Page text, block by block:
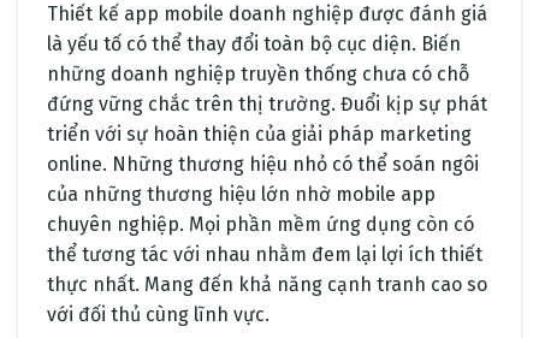
Thiết kế app mobile doanh nghiệp được đánh giá
là yếu tố có thể thay đổi toàn bộ cục diện. Biến
những doanh nghiệp truyền thống chưa có chỗ
đứng vững chắc trên thị trường. Đuổi kịp sự phát
triển với sự hoàn thiện của giải pháp marketing
online. Những thương hiệu nhỏ có thể soán ngôi
của những thương hiệu lớn nhờ mobile app
chuyên nghiệp. Mọi phần mềm ứng dụng còn có
thể tương tác với nhau nhằm đem lại lợi ích thiết
thực nhất. Mang đến khả năng cạnh tranh cao so
với đối thủ cùng lĩnh vực.